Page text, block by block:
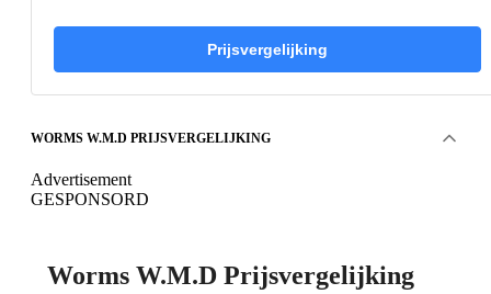
Prijsvergelijking
WORMS W.M.D PRIJSVERGELIJKING
Advertisement
GESPONSORD
Worms W.M.D Prijsvergelijking